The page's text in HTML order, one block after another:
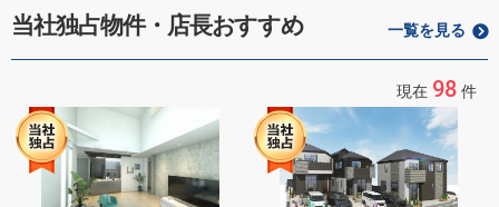
当社独占物件・店長おすすめ 一覧を見る
現在 98 件